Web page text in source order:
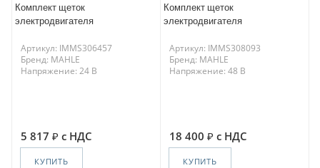
Комплект щеток
электродвигателя
Артикул: IMMS306457
Бренд: MAHLE
Напряжение: 24 В
5 817 с НДС
КУПИТЬ
Комплект щеток
электродвигателя
Артикул: IMMS308093
Бренд: MAHLE
Напряжение: 48 В
18 400 с НДС
КУПИТЬ